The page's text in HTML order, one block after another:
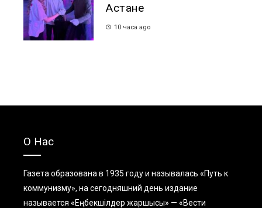
Астане
10 часа ago
О Нас
Газета образована в 1935 году и называлась «Путь к
коммунизму», на сегодняшний день издание
называется «Еңбекшiлдер жаршысы» — «Вести